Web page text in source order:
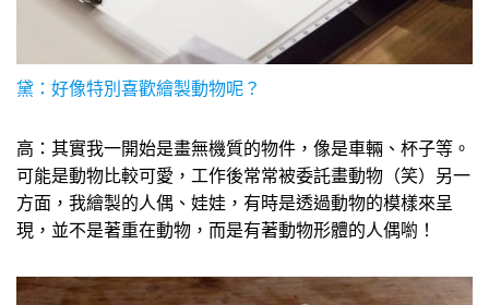
黛：好像特別喜歡繪製動物呢？
高：其實我一開始是畫無機質的物件，像是車輛、杯子等。
可能是動物比較可愛，工作後常常被委託畫動物（笑）另一
方面，我繪製的人偶、娃娃，有時是透過動物的模樣來呈
現，並不是著重在動物，而是有著動物形體的人偶喲！